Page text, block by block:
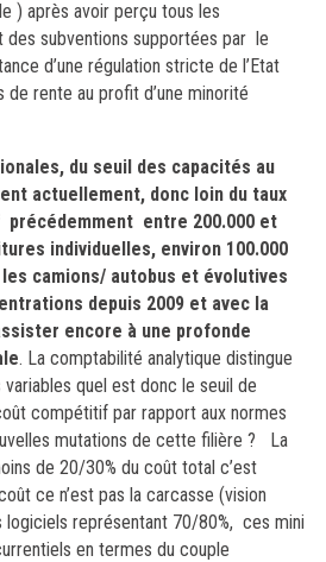
) après avoir perçu tous les
des subventions supportées par le
d’une régulation stricte de l’Etat
rente au profit d’une minorité
du seuil des capacités au
actuellement, donc loin du taux
entre 200.000 et
individuelles, environ 100.000
camions/ autobus et évolutives
depuis 2009 et avec la
encore à une profonde
. La comptabilité analytique distingue
quel est donc le seuil de
compétitif par rapport aux normes
mutations de cette filière ? La
de 20/30% du coût total c’est
ce n’est pas la carcasse (vision
logiciels représentant 70/80%, ces mini
en termes du couple